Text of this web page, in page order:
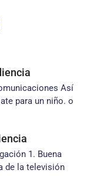
Así
para un niño. o
1. Buena
de la televisión